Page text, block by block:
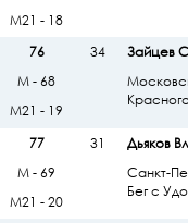
М21 - 18
76
34 Зайцев
М - 68
М21 - 19
77
31 Дьяков
Санкт-
Бег с
М - 69
М21 - 20